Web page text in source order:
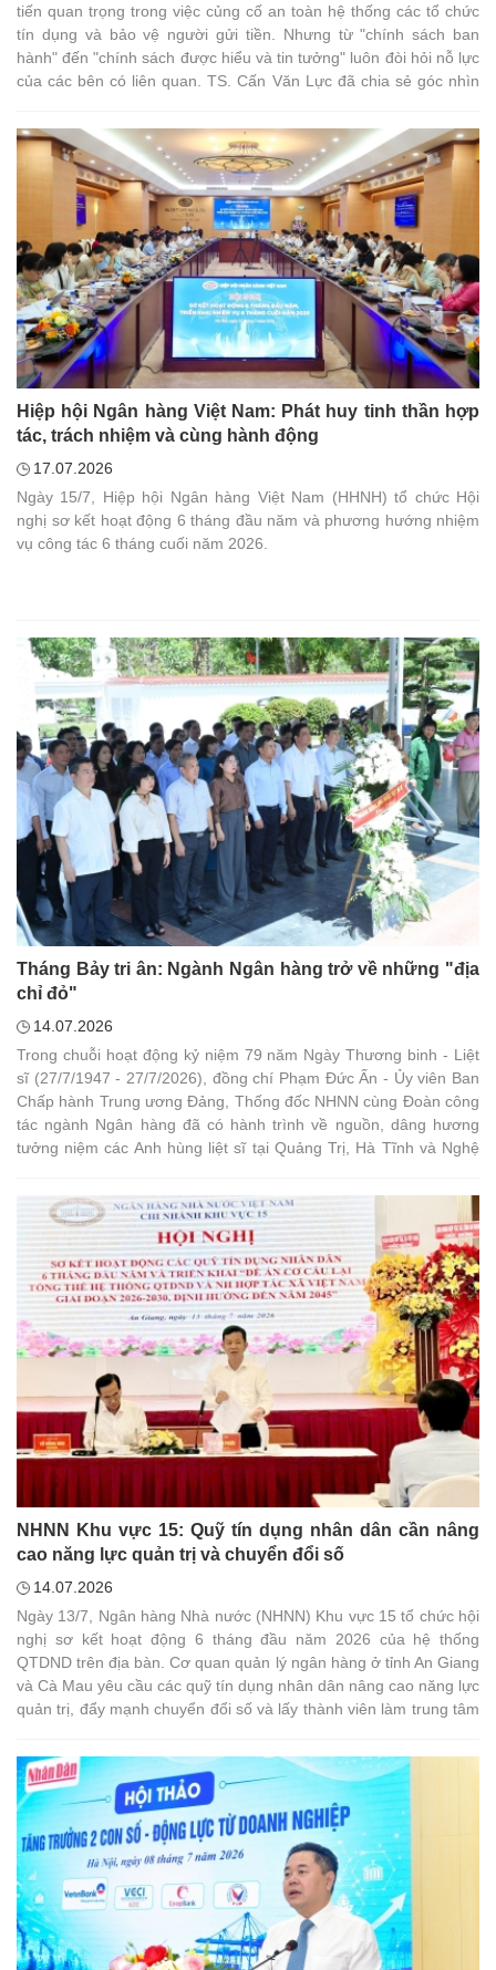
tiến quan trọng trong việc củng cố an toàn hệ thống các tổ chức
tín dụng và bảo vệ người gửi tiền. Nhưng từ "chính sách ban
hành" đến "chính sách được hiểu và tin tưởng" luôn đòi hỏi nỗ lực
của các bên có liên quan. TS. Cấn Văn Lực đã chia sẻ góc nhìn
Hiệp hội Ngân hàng Việt Nam: Phát huy tinh thần hợp
tác, trách nhiệm và cùng hành động
17.07.2026
Ngày 15/7, Hiệp hội Ngân hàng Việt Nam (HHNH) tổ chức Hội
nghị sơ kết hoạt động 6 tháng đầu năm và phương hướng nhiệm
vụ công tác 6 tháng cuối năm 2026.
Tháng Bảy tri ân: Ngành Ngân hàng trở về những "địa
chỉ đỏ"
14.07.2026
Trong chuỗi hoạt động kỷ niệm 79 năm Ngày Thương binh - Liệt
sĩ (27/7/1947 - 27/7/2026), đồng chí Phạm Đức Ấn - Ủy viên Ban
Chấp hành Trung ương Đảng, Thống đốc NHNN cùng Đoàn công
tác ngành Ngân hàng đã có hành trình về nguồn, dâng hương
tưởng niệm các Anh hùng liệt sĩ tại Quảng Trị, Hà Tĩnh và Nghệ
NHNN Khu vực 15: Quỹ tín dụng nhân dân cần nâng
cao năng lực quản trị và chuyển đổi số
14.07.2026
Ngày 13/7, Ngân hàng Nhà nước (NHNN) Khu vực 15 tổ chức hội
nghị sơ kết hoạt động 6 tháng đầu năm 2026 của hệ thống
QTDND trên địa bàn. Cơ quan quản lý ngân hàng ở tỉnh An Giang
và Cà Mau yêu cầu các quỹ tín dụng nhân dân nâng cao năng lực
quản trị, đẩy mạnh chuyển đổi số và lấy thành viên làm trung tâm